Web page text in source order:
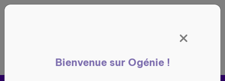
France entière
Bienvenue sur Ogénie !
Panneau de gestion des cookies